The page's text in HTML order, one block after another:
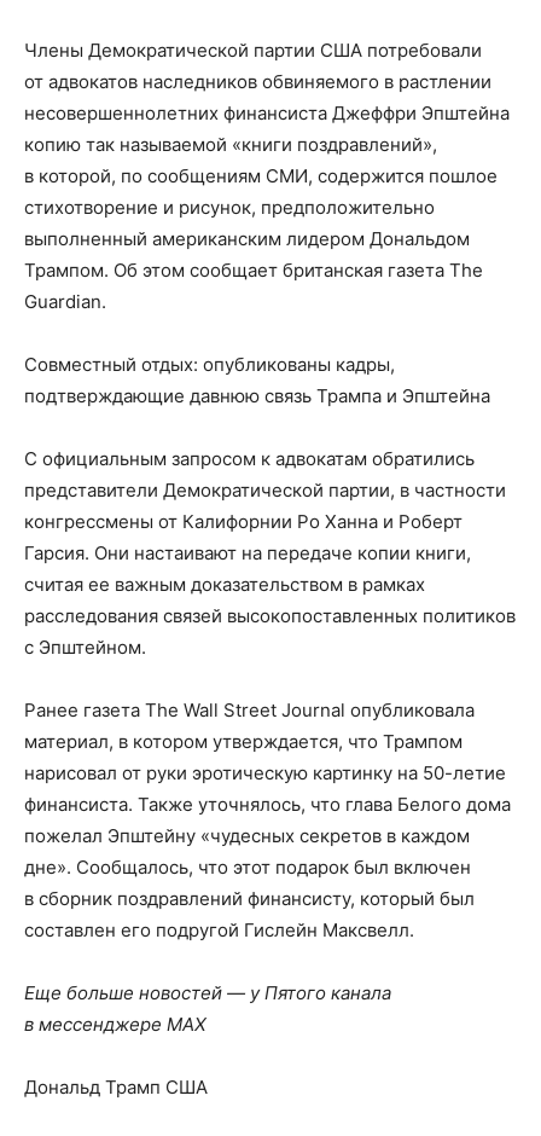
Члены Демократической партии США потребовали
от адвокатов наследников обвиняемого в растлении
несовершеннолетних финансиста Джеффри Эпштейна
копию так называемой «книги поздравлений»,
в которой, по сообщениям СМИ, содержится пошлое
стихотворение и рисунок, предположительно
выполненный американским лидером Дональдом
Трампом. Об этом сообщает британская газета The
Guardian.
Совместный отдых: опубликованы кадры,
подтверждающие давнюю связь Трампа и Эпштейна
С официальным запросом к адвокатам обратились
представители Демократической партии, в частности
конгрессмены от Калифорнии Ро Ханна и Роберт
Гарсия. Они настаивают на передаче копии книги,
считая ее важным доказательством в рамках
расследования связей высокопоставленных политиков
с Эпштейном.
Ранее газета The Wall Street Journal опубликовала
материал, в котором утверждается, что Трампом
нарисовал от руки эротическую картинку на 50-летие
финансиста. Также уточнялось, что глава Белого дома
пожелал Эпштейну «чудесных секретов в каждом
дне». Сообщалось, что этот подарок был включен
в сборник поздравлений финансисту, который был
составлен его подругой Гислейн Максвелл.
Еще больше новостей — у Пятого канала
в мессенджере MAX
Дональд Трамп США